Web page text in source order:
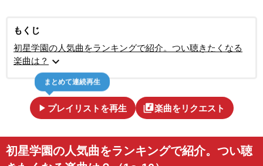
もくじ
初星学園の人気曲をランキングで紹介。つい聴きたくなる
楽曲は？ expand_more
play_arrow プレイリストを再生
まとめて連続再生
library_music楽曲をリクエスト
初星学園の人気曲をランキングで紹介。つい聴